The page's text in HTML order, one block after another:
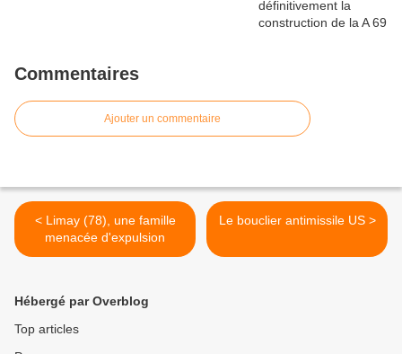
Commentaires
Ajouter un commentaire
< Limay (78), une famille
menacée d'expulsion
Le bouclier antimissile US >
Hébergé par Overblog
Top articles